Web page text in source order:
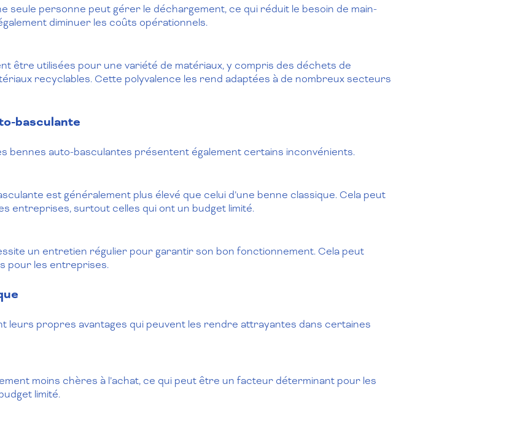
seule personne peut gérer le déchargement, ce qui réduit le besoin de main-
diminuer les coûts opérationnels.
être utilisées pour une variété de matériaux, y compris des déchets de
recyclables. Cette polyvalence les rend adaptées à de nombreux secteurs
basculante
bennes auto-basculantes présentent également certains inconvénients.
est généralement plus élevé que celui d’une benne classique. Cela peut
entreprises, surtout celles qui ont un budget limité.
un entretien régulier pour garantir son bon fonctionnement. Cela peut
pour les entreprises.
leurs propres avantages qui peuvent les rendre attrayantes dans certaines
moins chères à l’achat, ce qui peut être un facteur déterminant pour les
limité.